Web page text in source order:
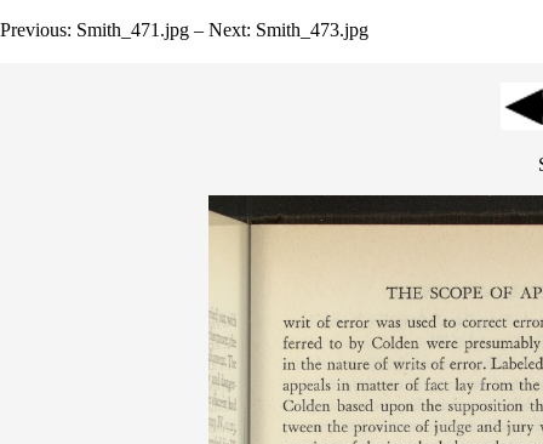
Previous: Smith_471.jpg – Next: Smith_473.jpg